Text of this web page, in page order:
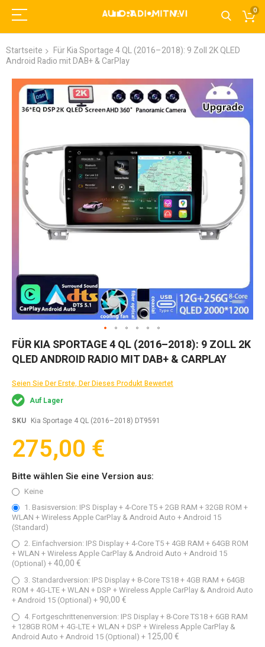
0
Startseite
Für Kia Sportage 4 QL (2016–2018): 9 Zoll 2K QLED
Android Radio mit DAB+ & CarPlay
Zum
Ende
Bildgalerie
Zum
der
springen
FÜR KIA SPORTAGE 4 QL (2016–2018): 9 ZOLL 2K
QLED ANDROID RADIO MIT DAB+ & CARPLAY
Seien Sie Der Erste, Der Dieses Produkt Bewertet
Auf Lager
SKU Kia Sportage 4 QL (2016–2018) DT9591
275,00 €
Bitte wählen Sie eine Version aus:
Keine
1. Basisversion: IPS Display + 4-Core T5 + 2GB RAM + 32GB ROM +
WLAN + Wireless Apple CarPlay & Android Auto + Android 15
(Standard)
2. Einfachversion: IPS Display + 4-Core T5 + 4GB RAM + 64GB ROM
+ WLAN + Wireless Apple CarPlay & Android Auto + Android 15
(Optional) +40,00 €
3. Standardversion: IPS Display + 8-Core TS18 + 4GB RAM + 64GB
ROM + 4G-LTE + WLAN + DSP + Wireless Apple CarPlay & Android Auto
+ Android 15 (Optional) + 90,00 €
4. Fortgeschrittenenversion: IPS Display + 8-Core TS18 + 6GB RAM
+ 128GB ROM + 4G-LTE + WLAN + DSP + Wireless Apple CarPlay &
Android Auto + Android 15 (Optional) + 125,00 €